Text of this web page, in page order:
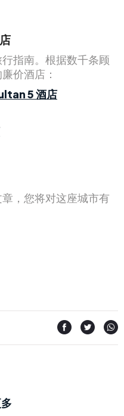
指南。根据数千条顾
价酒店：
5 酒店
，您将对这座城市有